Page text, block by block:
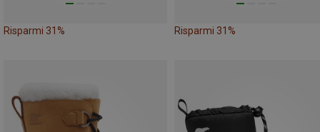
Risparmi 31% Risparmi 31%